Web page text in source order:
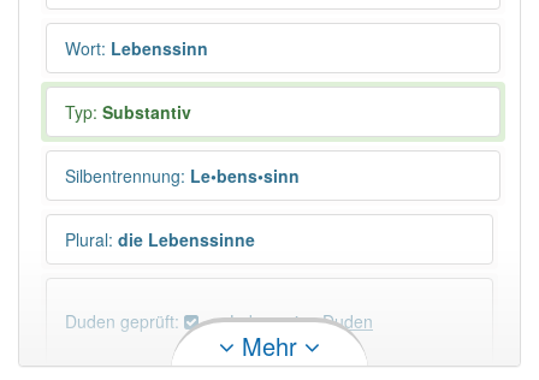
Wort: Lebenssinn
Typ: Substantiv
Silbentrennung: Le•bens•sinn
Plural: die Lebenssinne
Duden geprüft: Lebenssinn Duden
Mehr